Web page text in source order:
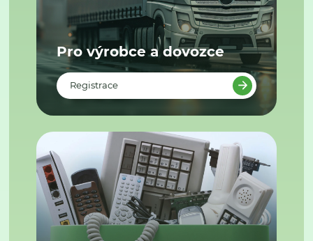
Pro výrobce a dovozce
Registrace